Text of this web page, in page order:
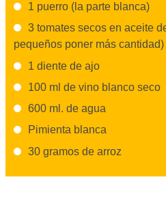
1 puerro (la parte blanca)
3 tomates secos en aceite
pequeños poner más cantidad)
1 diente de ajo
100 ml de vino blanco seco
600 ml. de agua
Pimienta blanca
30 gramos de arroz